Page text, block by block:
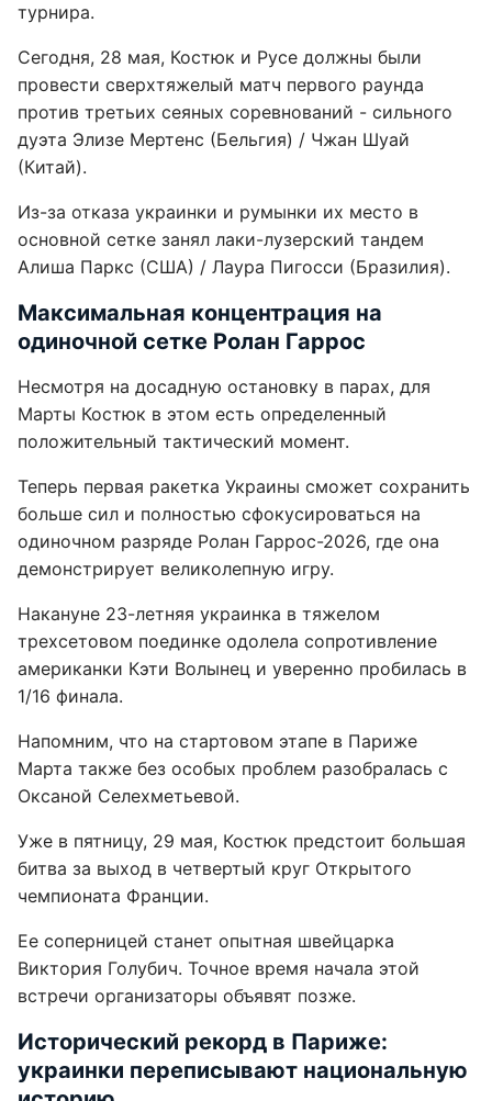
турнира.
Сегодня, 28 мая, Костюк и Русе должны были
провести сверхтяжелый матч первого раунда
против третьих сеяных соревнований - сильного
дуэта Элизе Мертенс (Бельгия) / Чжан Шуай
(Китай).
Из-за отказа украинки и румынки их место в
основной сетке занял лаки-лузерский тандем
Алиша Паркс (США) / Лаура Пигосси (Бразилия).
Максимальная концентрация на
одиночной сетке Ролан Гаррос
Несмотря на досадную остановку в парах, для
Марты Костюк в этом есть определенный
положительный тактический момент.
Теперь первая ракетка Украины сможет сохранить
больше сил и полностью сфокусироваться на
одиночном разряде Ролан Гаррос-2026, где она
демонстрирует великолепную игру.
Накануне 23-летняя украинка в тяжелом
трехсетовом поединке одолела сопротивление
американки Кэти Волынец и уверенно пробилась в
1/16 финала.
Напомним, что на стартовом этапе в Париже
Марта также без особых проблем разобралась с
Оксаной Селехметьевой.
Уже в пятницу, 29 мая, Костюк предстоит большая
битва за выход в четвертый круг Открытого
чемпионата Франции.
Ее соперницей станет опытная швейцарка
Виктория Голубич. Точное время начала этой
встречи организаторы объявят позже.
Исторический рекорд в Париже:
украинки переписывают национальную